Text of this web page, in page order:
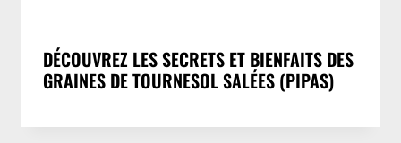
DÉCOUVREZ LES SECRETS ET BIENFAITS DES
GRAINES DE TOURNESOL SALÉES (PIPAS)